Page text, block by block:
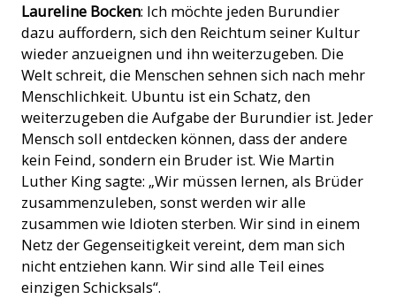
Laureline Bocken: Ich möchte jeden Burundier
dazu auffordern, sich den Reichtum seiner Kultur
wieder anzueignen und ihn weiterzugeben. Die
Welt schreit, die Menschen sehnen sich nach mehr
Menschlichkeit. Ubuntu ist ein Schatz, den
weiterzugeben die Aufgabe der Burundier ist. Jeder
Mensch soll entdecken können, dass der andere
kein Feind, sondern ein Bruder ist. Wie Martin
Luther King sagte: „Wir müssen lernen, als Brüder
zusammenzuleben, sonst werden wir alle
zusammen wie Idioten sterben. Wir sind in einem
Netz der Gegenseitigkeit vereint, dem man sich
nicht entziehen kann. Wir sind alle Teil eines
einzigen Schicksals“.